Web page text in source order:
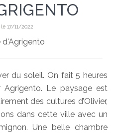
17/11/2022
d'Agrigento
du soleil. On fait 5 heures
Le paysage est
des cultures d’Olivier,
dans cette ville avec un
Une belle chambre